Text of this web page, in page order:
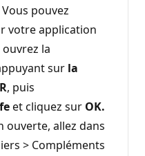
pouvez
votre application
la
sur la
, puis
et cliquez sur OK.
ouverte, allez dans
> Compléments